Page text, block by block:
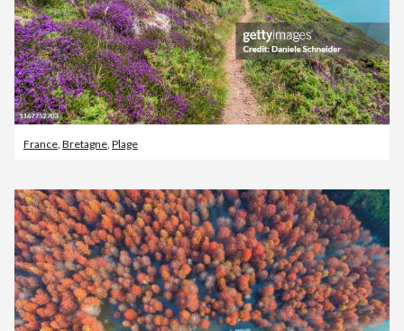
France Bretagne Plage